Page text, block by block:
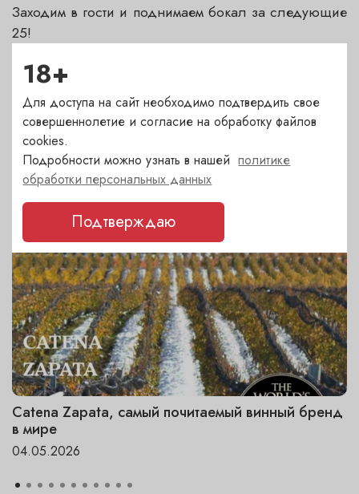
Заходим в гости и поднимаем бокал за следующие
25!
ДРУГИЕ НОВОСТИ
Последние события и акции. Статьи о вине
Catena Zapata, самый почитаемый винный бренд
в мире
04.05.2026
18+
Для доступа на сайт необходимо подтвердить свое
совершеннолетие и согласие на обработку файлов
cookies.
Подробности можно узнать в нашейполитике
обработки персональных данных
Подтверждаю